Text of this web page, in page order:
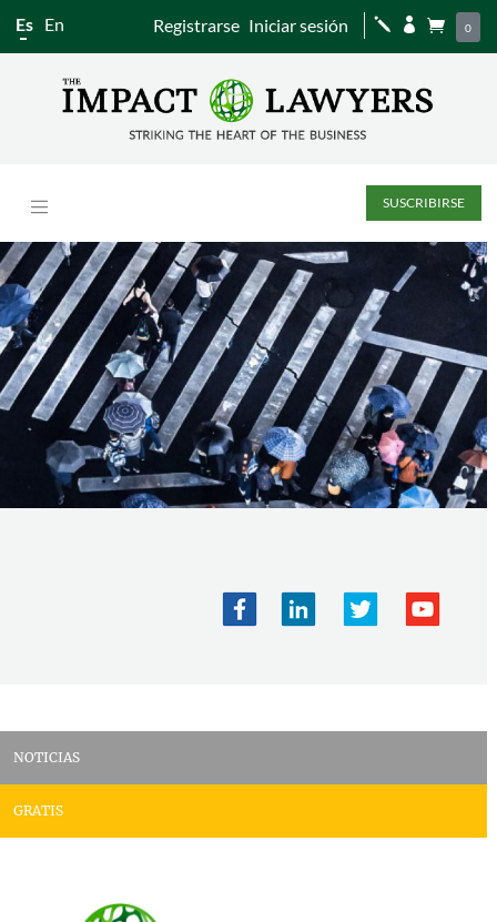
Es En Registrarse Iniciar sesión j   0
SUSCRIBIRSE
NOTICIAS
GRATIS